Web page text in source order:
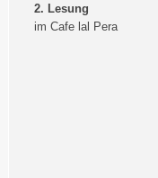
2. Lesung
im Cafe lal Pera